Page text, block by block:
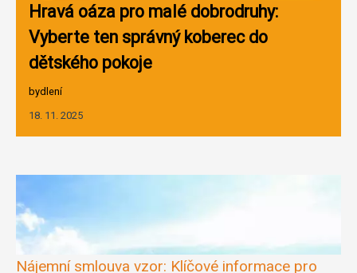
Hravá oáza pro malé dobrodruhy:
Vyberte ten správný koberec do
dětského pokoje
bydlení
18. 11. 2025
Nájemní smlouva vzor: Klíčové informace pro